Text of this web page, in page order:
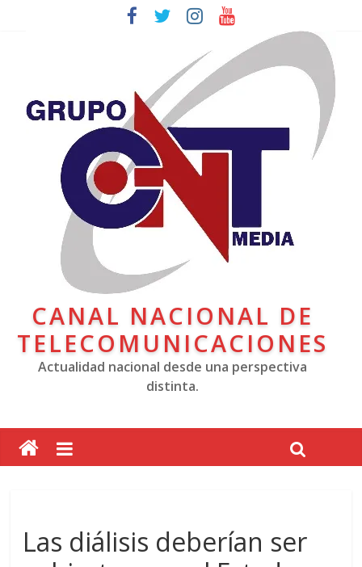
CANAL NACIONAL DE
TELECOMUNICACIONES
Actualidad nacional desde una perspectiva
distinta.
Las diálisis deberían ser